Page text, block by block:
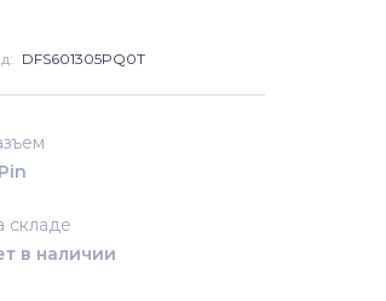
DFS601305PQ0T
складе
в наличии